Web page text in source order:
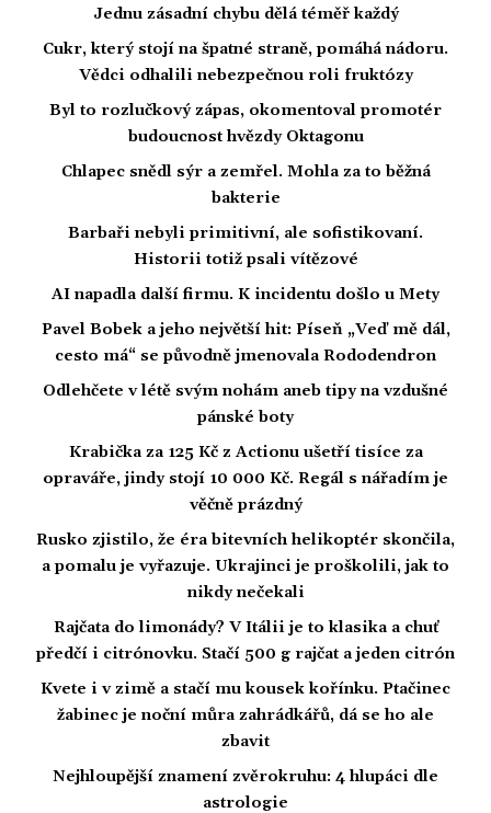
Jednu zásadní chybu dělá téměř každý
Cukr, který stojí na špatné straně, pomáhá nádoru.
Vědci odhalili nebezpečnou roli fruktózy
Byl to rozlučkový zápas, okomentoval promotér
budoucnost hvězdy Oktagonu
Chlapec snědl sýr a zemřel. Mohla za to běžná
bakterie
Barbaři nebyli primitivní, ale sofistikovaní.
Historii totiž psali vítězové
AI napadla další firmu. K incidentu došlo u Mety
Pavel Bobek a jeho největší hit: Píseň „Veď mě dál,
cesto má“ se původně jmenovala Rododendron
Odlehčete v létě svým nohám aneb tipy na vzdušné
pánské boty
Krabička za 125 Kč z Actionu ušetří tisíce za
opraváře, jindy stojí 10 000 Kč. Regál s nářadím je
věčně prázdný
Rusko zjistilo, že éra bitevních helikoptér skončila,
a pomalu je vyřazuje. Ukrajinci je proškolili, jak to
nikdy nečekali
Rajčata do limonády? V Itálii je to klasika a chuť
předčí i citrónovku. Stačí 500 g rajčat a jeden citrón
Kvete i v zimě a stačí mu kousek kořínku. Ptačinec
žabinec je noční můra zahrádkářů, dá se ho ale
zbavit
Nejhloupější znamení zvěrokruhu: 4 hlupáci dle
astrologie